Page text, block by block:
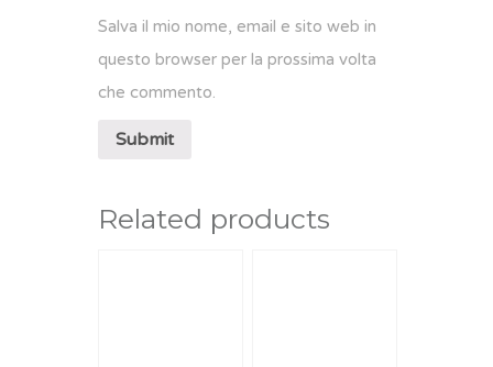
Salva il mio nome, email e sito web in
questo browser per la prossima volta
che commento.
Related products